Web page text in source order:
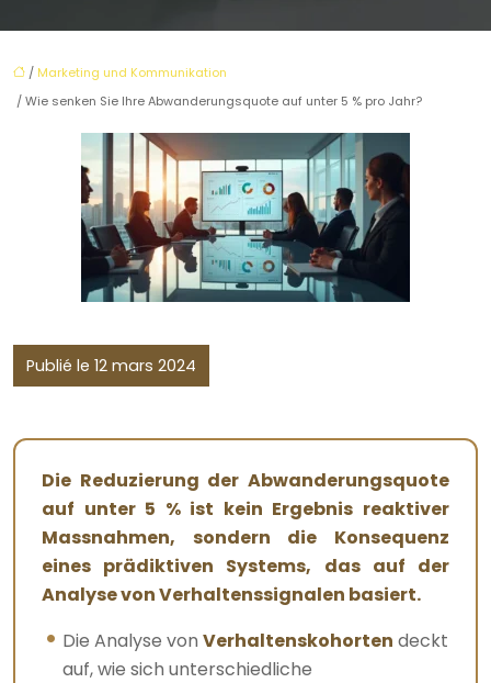
/ Marketing und Kommunikation
/ Wie senken Sie Ihre Abwanderungsquote auf unter 5 % pro Jahr?
Publié le 12 mars 2024
Die Reduzierung der Abwanderungsquote
auf unter 5 % ist kein Ergebnis reaktiver
Massnahmen, sondern die Konsequenz
eines prädiktiven Systems, das auf der
Analyse von Verhaltenssignalen basiert.
Die Analyse vonVerhaltenskohorten deckt
auf, wie sich unterschiedliche